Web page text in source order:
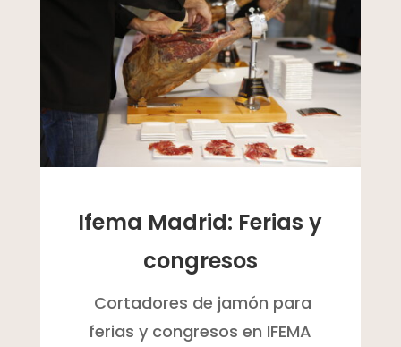
Ifema Madrid: Ferias y
congresos
Cortadores de jamón para
ferias y congresos en IFEMA